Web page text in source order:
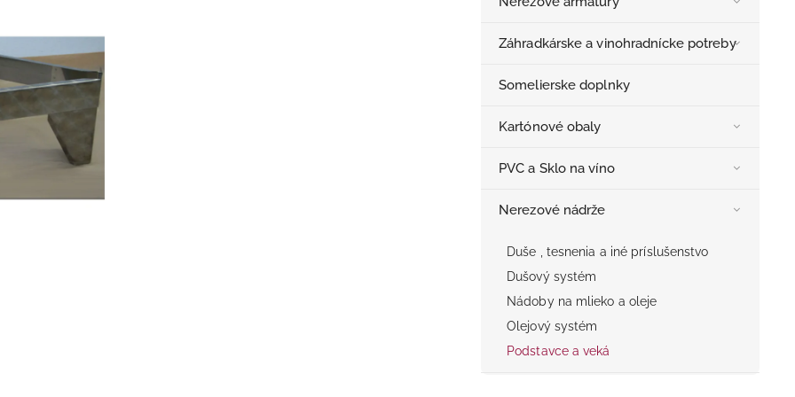
Záhradkárske a vinohradnícke potreby
Somelierske doplnky
Kartónové obaly
PVC a Sklo na víno
Nerezové nádrže
Duše , tesnenia a iné príslušenstvo
Dušový systém
Nádoby na mlieko a oleje
Olejový systém
Podstavce a veká